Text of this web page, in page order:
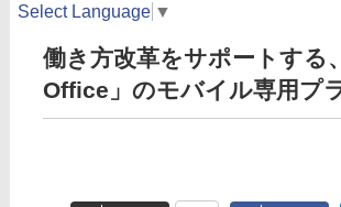
Select Language ▼
働き方改革をサポートする
Office」のモバイル専用プ